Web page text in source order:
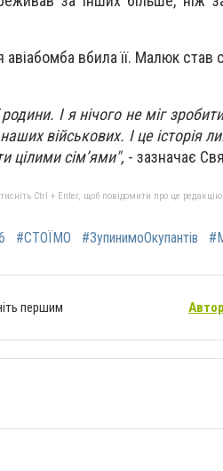
авіабомба вбила її. Малюк став
І я нічого не міг
військових. І це історія
цілими сім’ями", - зазначає
Ctrl + Enter, щоб повідомити про це редакцію
#СТОЇМО #ЗупинимоОкупантів
першим